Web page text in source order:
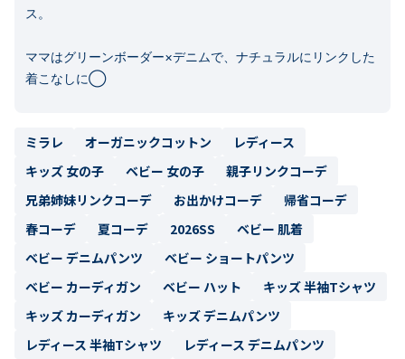
ス。
ママはグリーンボーダー×デニムで、ナチュラルにリンクした
着こなしに◯
ミラレ オーガニックコットン
レディース
キッズ 女の子
ベビー 女の子
親子リンクコーデ
兄弟姉妹リンクコーデ
お出かけコーデ
帰省コーデ
春コーデ
夏コーデ 2026SS
ベビー 肌着
ベビー デニムパンツ
ベビー ショートパンツ
ベビー カーディガン
ベビー ハット
キッズ 半袖Tシャツ
キッズ カーディガン
キッズ デニムパンツ
レディース 半袖Tシャツ
レディース デニムパンツ